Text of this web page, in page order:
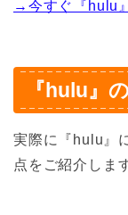
→今すぐ『hulu
『hulu』
実際に『hulu』
点をご紹介しま